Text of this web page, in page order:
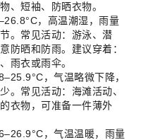
、短袖、防晒衣物。
，高温潮湿，雨量
。常见活动：游泳、潜
防晒和防雨。建议穿着：
雨衣或雨伞。
，气温略微下降，
。常见活动：海滩活动、
衣物，可准备一件薄外
，气温温暖，雨量